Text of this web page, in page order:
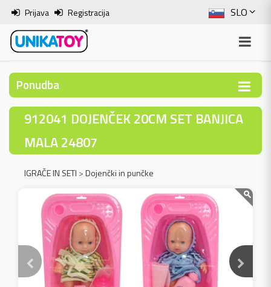
SLO
ENG
ITA
Prijava Registracija
Ponudba
912041 DOJENČEK 20CM SET BANJICA
MALA 24807
IGRAČE IN SETI >Dojenčki in punčke